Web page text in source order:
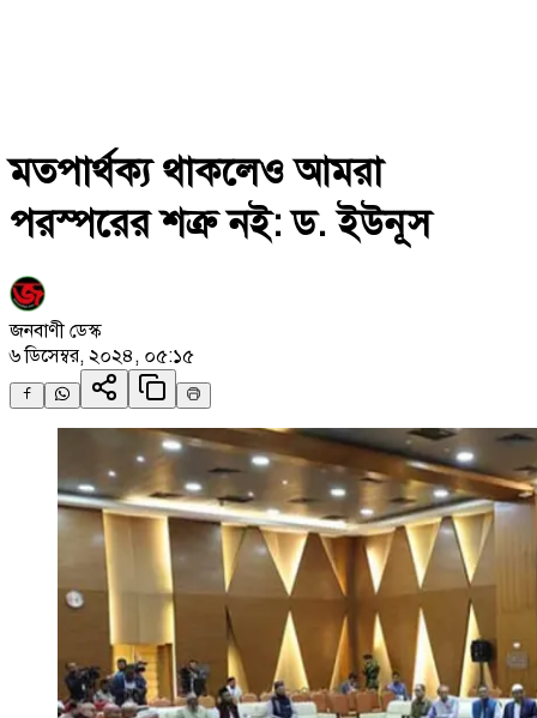
মতপার্থক্য থাকলেও আমরা
পরস্পরের শত্রু নই: ড. ইউনূস
জনবাণী ডেস্ক
৬ ডিসেম্বর, ২০২৪, ০৫:১৫